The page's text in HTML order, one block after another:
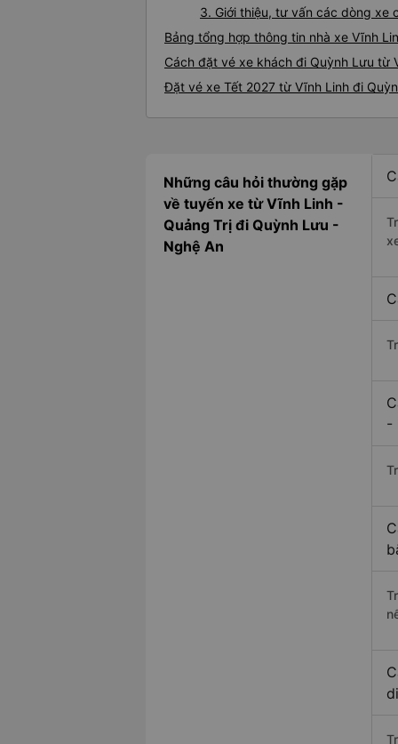
3. Giới thiệu, tư vấn các dòng xe
Bảng tổng hợp thông tin nhà xe Vĩnh
Cách đặt vé xe khách đi Quỳnh Lưu từ
Đặt vé xe Tết 2027 từ Vĩnh Linh đi
Những câu hỏi thường gặp
về tuyến xe từ Vĩnh Linh -
Quảng Trị đi Quỳnh Lưu -
Nghệ An
-